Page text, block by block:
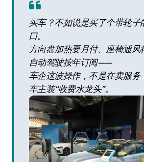
买车？不如说是买了个带轮子
口。
方向盘加热要月付、座椅通风
自动驾驶按年订阅——
车企这波操作，不是在卖服务
车主装“收费水龙头”。